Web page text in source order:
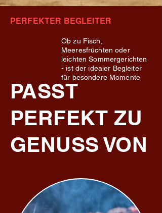
PERFEKTER BEGLEITER
PASST
PERFEKT ZU
GENUSS VON
Ob zu Fisch,
Meeresfrüchten oder
leichten Sommergerichten
- ist der idealer Begleiter
für besondere Momente